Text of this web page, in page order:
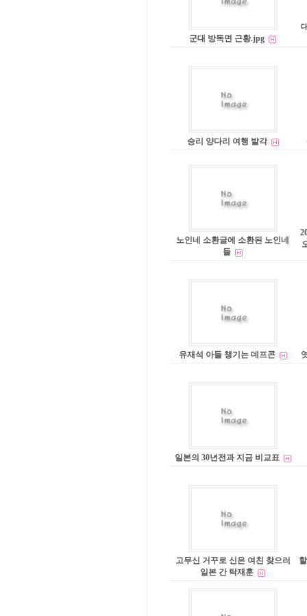
군대 방독면 근황.jpg
승리 양다리 여행 발각
노인네 소환글에 소환된 노인네
들
유재석 아들 챙기는 데프콘
일본의 30년전과 지금 비교표
고무신 거꾸로 신은 여친 찾으러
일본 간 탁재훈